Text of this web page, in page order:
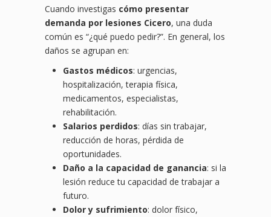
Cuando investigas cómo presentar
demanda por lesiones Cicero, una duda
común es “¿qué puedo pedir?”. En general, los
daños se agrupan en:
Gastos médicos: urgencias,
hospitalización, terapia física,
medicamentos, especialistas,
rehabilitación.
Salarios perdidos: días sin trabajar,
reducción de horas, pérdida de
oportunidades.
Daño a la capacidad de ganancia: si la
lesión reduce tu capacidad de trabajar a
futuro.
Dolor y sufrimiento: dolor físico,